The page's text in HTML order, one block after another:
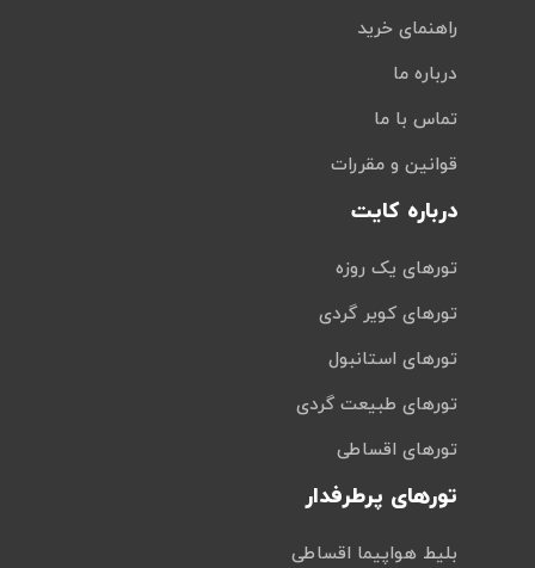
راهنمای خرید
درباره ما
تماس با ما
قوانین و مقررات
درباره کایت
تورهای یک روزه
تورهای کویر گردی
تورهای استانبول
تورهای طبیعت گردی
تورهای اقساطی
تورهای پرطرفدار
بلیط هواپیما اقساطی